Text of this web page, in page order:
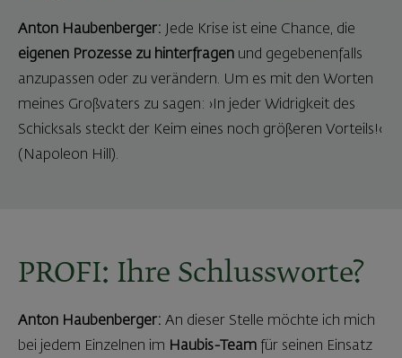
Anton Haubenberger:
Jede Krise ist eine Chance, die
eigenen Prozesse zu hinterfragen und gegebenenfalls
anzupassen oder zu verändern. Um es mit den Worten
meines Großvaters zu sagen: ›In jeder Widrigkeit des
Schicksals steckt der Keim eines noch größeren Vorteils!‹
(Napoleon Hill).
PROFI: Ihre Schlussworte?
Anton Haubenberger: An dieser Stelle möchte ich mich
bei jedem Einzelnen im Haubis-Team für seinen Einsatz